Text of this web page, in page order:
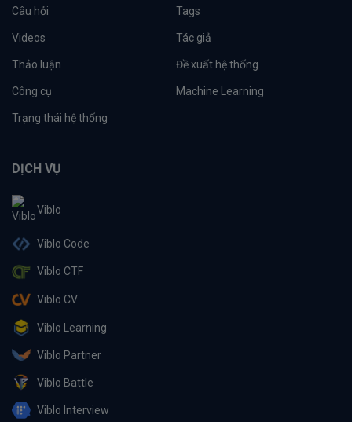
Câu hỏi Tags
Videos Tác giả
Thảo luận Đề xuất hệ thống
Công cụ Machine Learning
Trạng thái hệ thống
DỊCH VỤ
Viblo
Viblo Code
Viblo CTF
Viblo CV
Viblo Learning
Viblo Partner
Viblo Battle
Viblo Interview